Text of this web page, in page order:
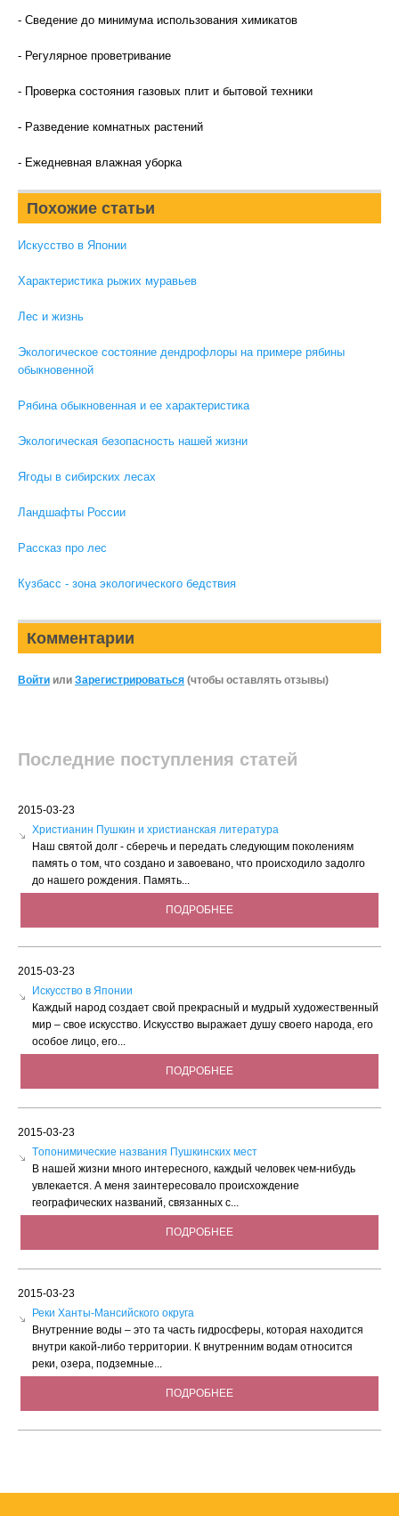
- Сведение до минимума использования химикатов
- Регулярное проветривание
- Проверка состояния газовых плит и бытовой техники
- Разведение комнатных растений
- Ежедневная влажная уборка
Похожие статьи
Искусство в Японии
Характеристика рыжих муравьев
Лес и жизнь
Экологическое состояние дендрофлоры на примере рябины
обыкновенной
Рябина обыкновенная и ее характеристика
Экологическая безопасность нашей жизни
Ягоды в сибирских лесах
Ландшафты России
Рассказ про лес
Кузбасс - зона экологического бедствия
Комментарии
Войти или Зарегистрироваться (чтобы оставлять отзывы)
Последние поступления статей
2015-03-23
Христианин Пушкин и христианская литература
Наш святой долг - сберечь и передать следующим поколениям
память о том, что создано и завоевано, что происходило задолго
до нашего рождения. Память...
ПОДРОБНЕЕ
2015-03-23
Искусство в Японии
Каждый народ создает свой прекрасный и мудрый художественный
мир – свое искусство. Искусство выражает душу своего народа, его
особое лицо, его...
ПОДРОБНЕЕ
2015-03-23
Tопонимические названия Пушкинских мест
В нашей жизни много интересного, каждый человек чем-нибудь
увлекается. А меня заинтересовало происхождение
географических названий, связанных с...
ПОДРОБНЕЕ
2015-03-23
Реки Ханты-Мансийского округа
Внутренние воды – это та часть гидросферы, которая находится
внутри какой-либо территории. К внутренним водам относится
реки, озера, подземные...
ПОДРОБНЕЕ